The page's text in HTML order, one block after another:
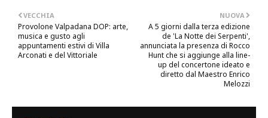
NUOVA
A 5 giorni dalla terza edizione
de 'La Notte dei Serpenti',
annunciata la presenza di Rocco
Hunt che si aggiunge alla line-
up del concertone ideato e
diretto dal Maestro Enrico
Melozzi
VECCHIA
Provolone Valpadana DOP: arte,
musica e gusto agli
appuntamenti estivi di Villa
Arconati e del Vittoriale